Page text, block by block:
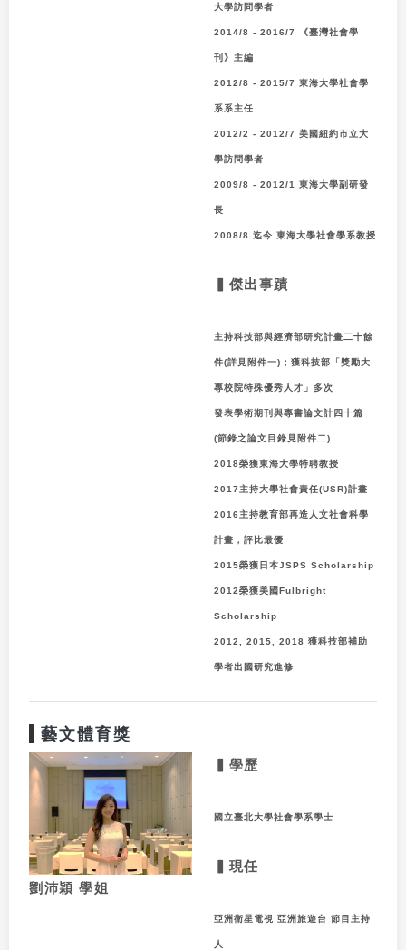
大學訪問學者
2014/8 - 2016/7 《臺灣社會學
刊》主編
2012/8 - 2015/7 東海大學社會學
系系主任
2012/2 - 2012/7 美國紐約市立大
學訪問學者
2009/8 - 2012/1 東海大學副研發
長
2008/8 迄今 東海大學社會學系教授
▍傑出事蹟
主持科技部與經濟部研究計畫二十餘
件(詳見附件一) ；獲科技部「獎勵大
專校院特殊優秀人才」多次
發表學術期刊與專書論文計四十篇
(節錄之論文目錄見附件二)
2018榮獲東海大學特聘教授
2017主持大學社會責任(USR)計畫
2016主持教育部再造人文社會科學
計畫，評比最優
2015榮獲日本JSPS Scholarship
2012榮獲美國Fulbright
Scholarship
2012, 2015, 2018 獲科技部補助
學者出國研究進修
藝文體育獎
劉沛穎 學姐
▍學歷
國立臺北大學社會學系學士
▍現任
亞洲衛星電視 亞洲旅遊台 節目主持
人